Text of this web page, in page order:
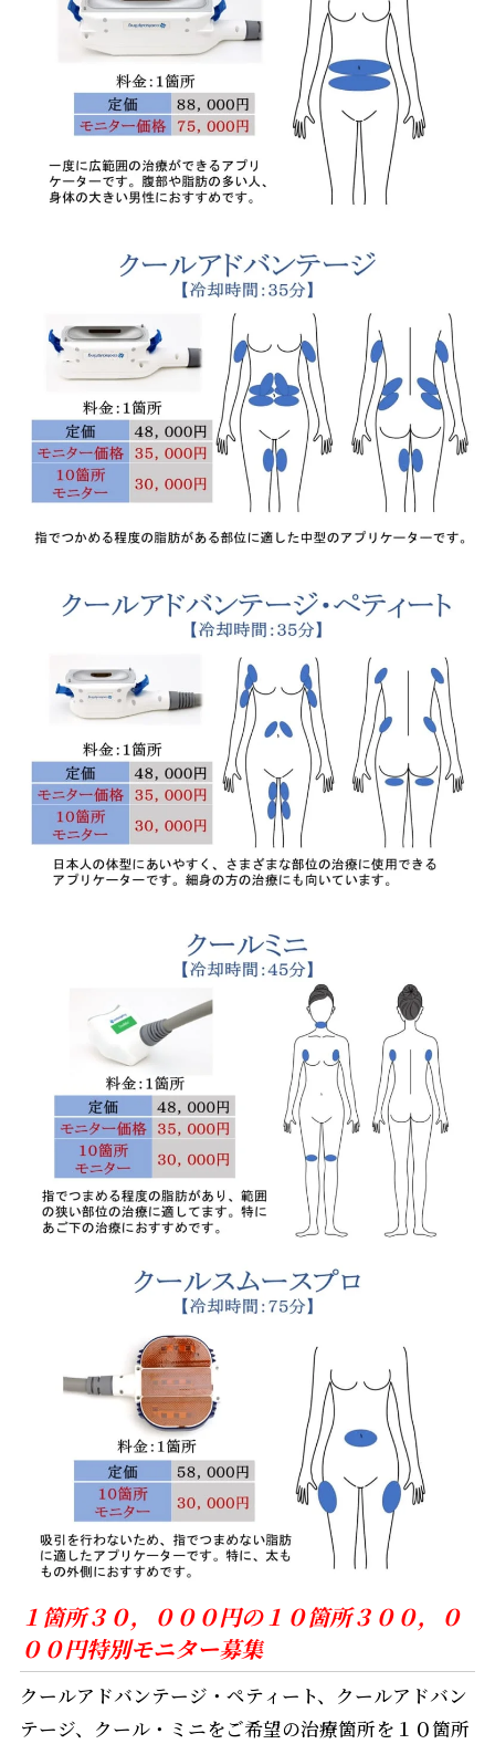
１箇所３０，０００円の１０箇所３００，０
００円特別モニター募集
クールアドバンテージ・ペティート、クールアドバン
テージ、クール・ミニをご希望の治療箇所を１０箇所